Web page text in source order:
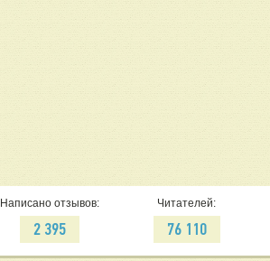
Написано отзывов:
2 395
Читателей:
76 110